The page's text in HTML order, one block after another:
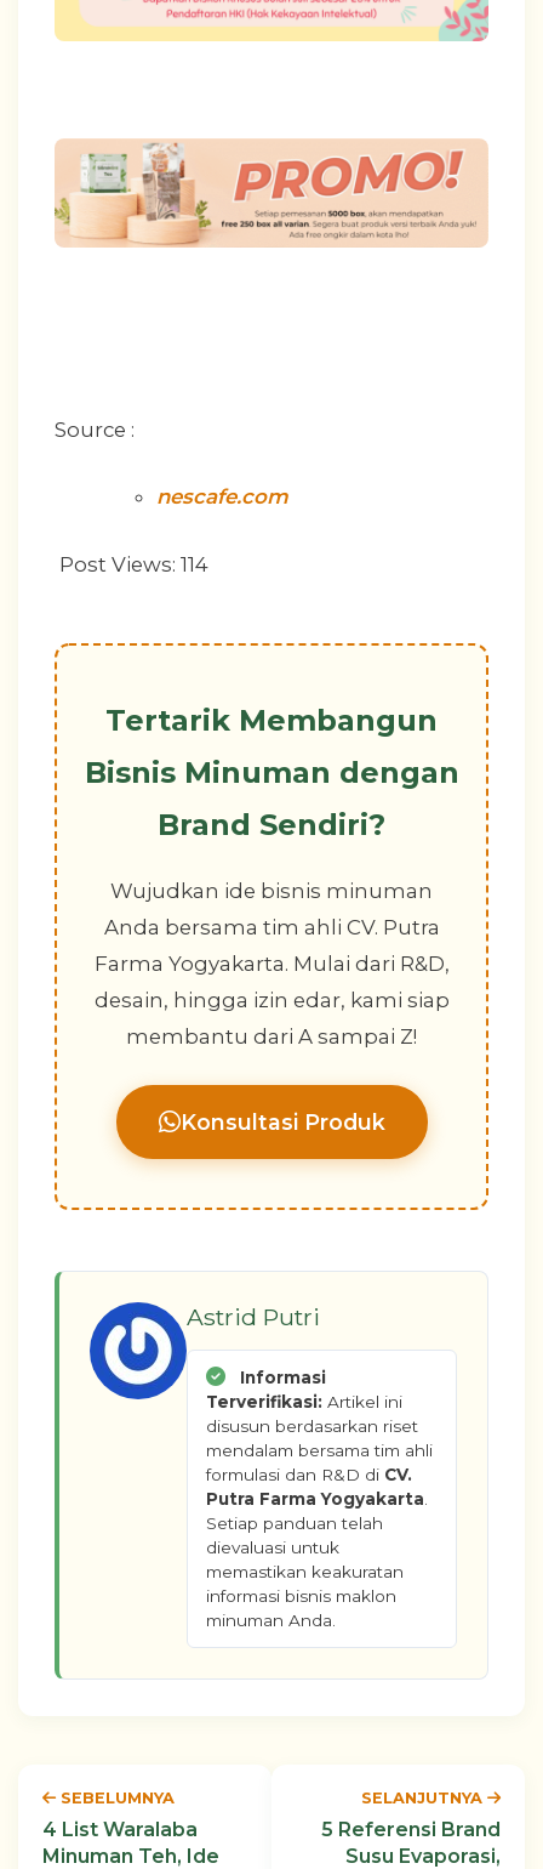
Source :
nescafe.com
Post Views: 114
Tertarik Membangun
Bisnis Minuman dengan
Brand Sendiri?
Wujudkan ide bisnis minuman
Anda bersama tim ahli CV. Putra
Farma Yogyakarta. Mulai dari R&D,
desain, hingga izin edar, kami siap
membantu dari A sampai Z!
Konsultasi Produk
Astrid Putri
Informasi
Terverifikasi: Artikel ini
disusun berdasarkan riset
mendalam bersama tim ahli
formulasi dan R&D di CV.
Putra Farma Yogyakarta
Setiap panduan telah
dievaluasi untuk
memastikan keakuratan
informasi bisnis maklon
minuman Anda.
SEBELUMNYA
4 List Waralaba
Minuman Teh, Ide
SELANJUTNYA
5 Referensi Brand
Susu Evaporasi,